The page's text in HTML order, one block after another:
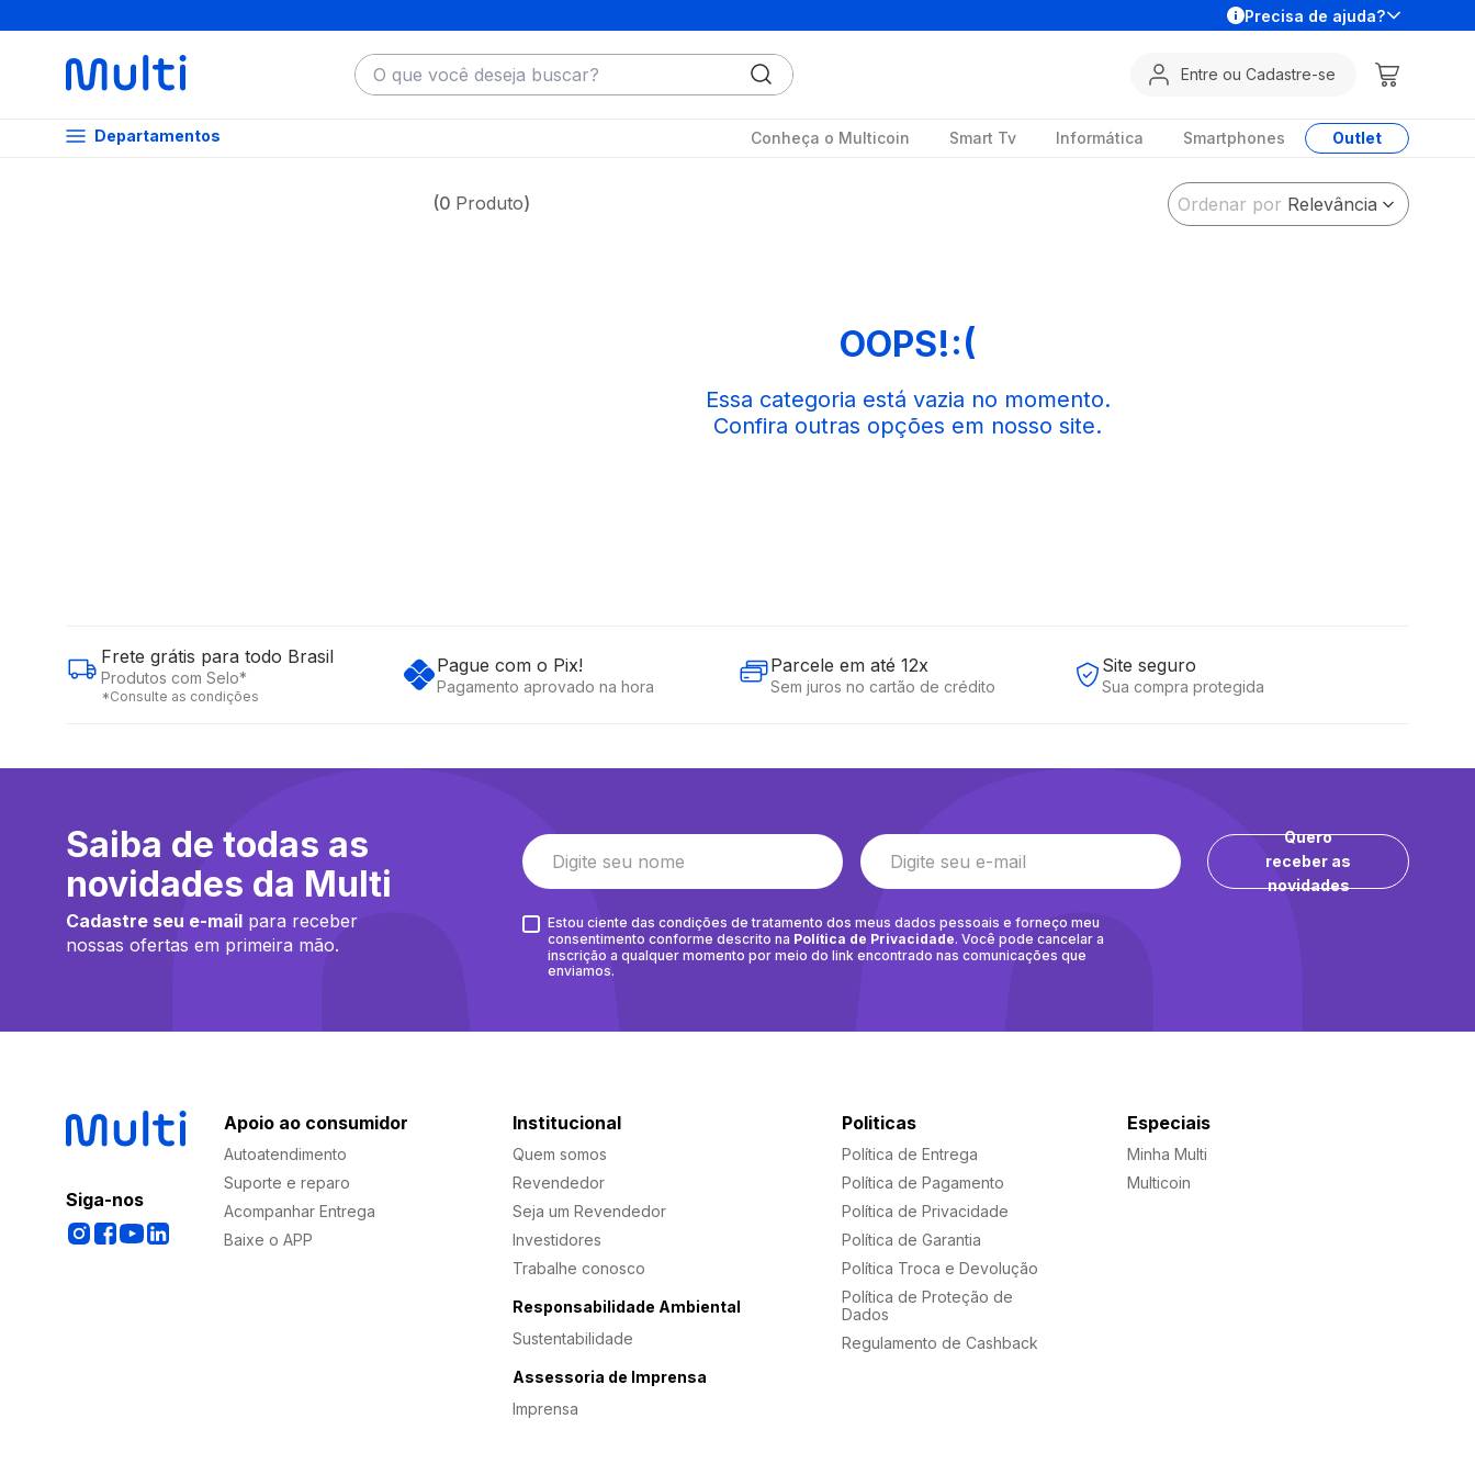
Precisa de ajuda?
O que você deseja buscar?
Entre ou Cadastre-se
Departamentos Conheça o Multicoin Smart Tv Informática Smartphones Outlet
0 Produto Ordenar por Relevância
OOPS!
Frete grátis para todo Brasil
Produtos com Selo*
*Consulte as condições
Pague com o Pix!
Pagamento aprovado na hora
Parcele em até 12x
Sem juros no cartão de crédito
Site seguro
Sua compra protegida
Saiba de todas as
novidades da Multi
Cadastre seu e-mail para receber
nossas ofertas em primeira mão.
Quero
receber as
novidades
Estou ciente das condições de tratamento dos meus dados pessoais e forneço meu
consentimento conforme descrito na Política de Privacidade. Você pode cancelar a
inscrição a qualquer momento por meio do link encontrado nas comunicações que
enviamos.
Siga-nos
Apoio ao consumidor
Autoatendimento
Suporte e reparo
Acompanhar Entrega
Baixe o APP
Institucional
Quem somos
Revendedor
Seja um Revendedor
Investidores
Trabalhe conosco
Responsabilidade Ambiental
Sustentabilidade
Assessoria de Imprensa
Imprensa
Politicas
Política de Entrega
Política de Pagamento
Política de Privacidade
Política de Garantia
Política Troca e Devolução
Política de Proteção de
Dados
Regulamento de Cashback
Especiais
Minha Multi
Multicoin